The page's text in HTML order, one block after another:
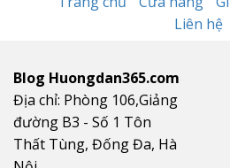
Liên hệ
Blog Huongdan365.com
Địa chỉ: Phòng 106,Giảng
đường B3 - Số 1 Tôn
Thất Tùng, Đống Đa, Hà